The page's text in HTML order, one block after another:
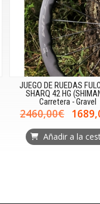
JUEGO DE RUEDAS
SHARQ 42 HG
Carretera - Gravel
2460,00€
Añadir a la